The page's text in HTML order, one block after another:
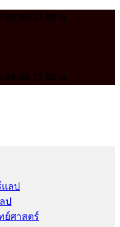
08:00-17.00 น.
08:00-17.00 น.
เลป
ป
ย์ศาสตร์